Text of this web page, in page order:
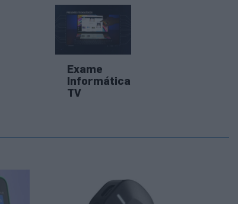
Exame
Informática
TV